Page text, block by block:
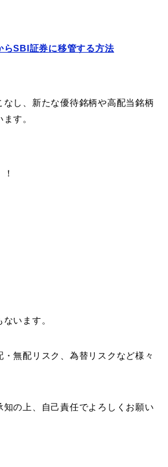
らSBI証券に移管する方法
し、新たな優待銘柄や高配当銘柄
す。
います。
無配リスク、為替リスクなど様々
の上、自己責任でよろしくお願い